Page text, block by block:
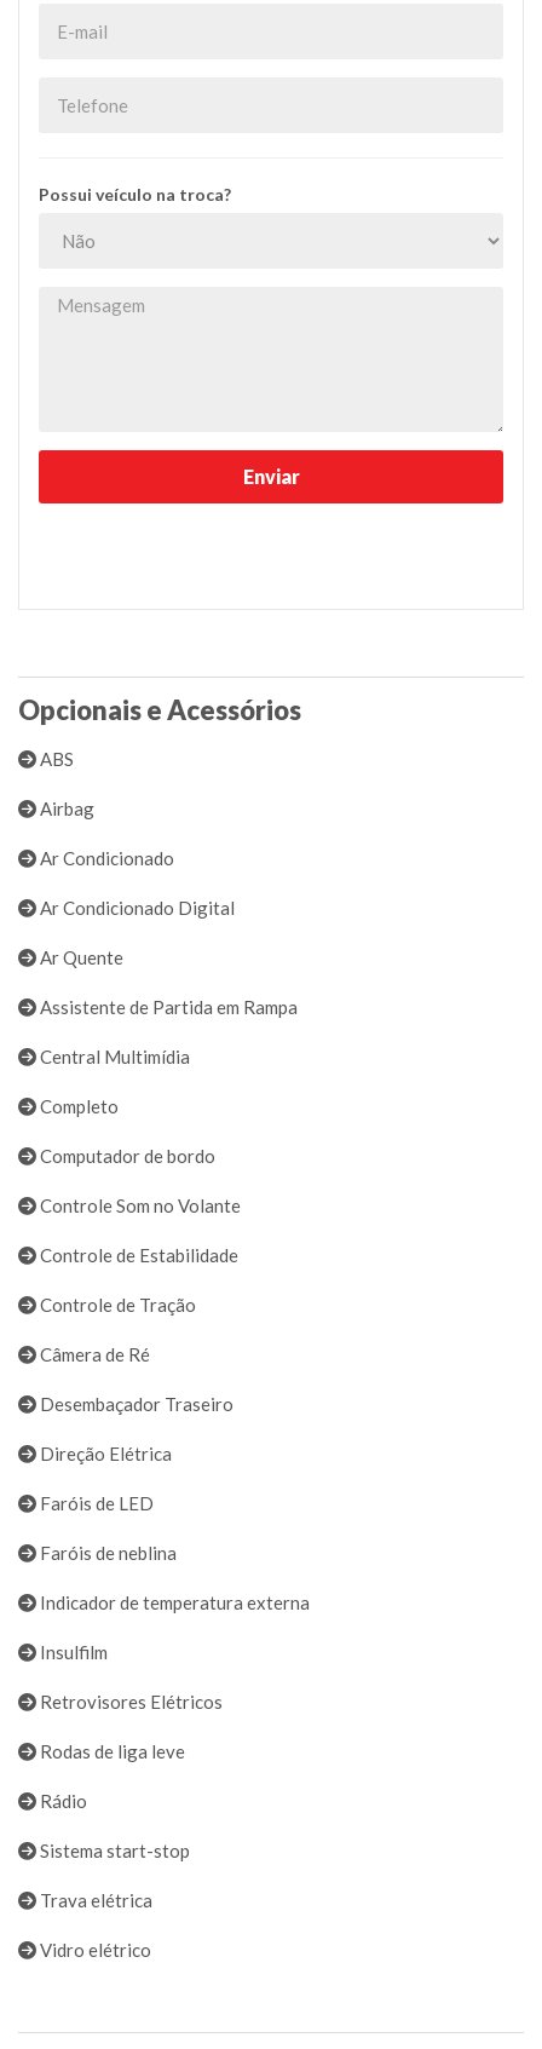
Possui veículo na troca?
Opcionais e Acessórios
ABS
Airbag
Ar Condicionado
Ar Condicionado Digital
Ar Quente
Assistente de Partida em Rampa
Central Multimídia
Completo
Computador de bordo
Controle Som no Volante
Controle de Estabilidade
Controle de Tração
Câmera de Ré
Desembaçador Traseiro
Direção Elétrica
Faróis de LED
Faróis de neblina
Indicador de temperatura externa
Insulfilm
Retrovisores Elétricos
Rodas de liga leve
Rádio
Sistema start-stop
Trava elétrica
Vidro elétrico